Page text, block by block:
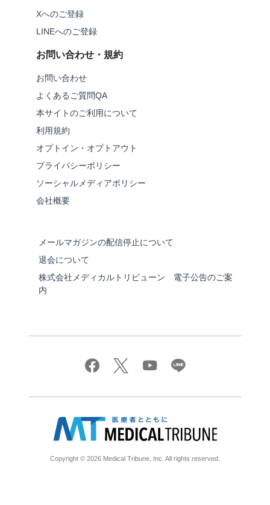
Xへのご登録
LINEへのご登録
お問い合わせ・規約
お問い合わせ
よくあるご質問QA
本サイトのご利用について
利用規約
オプトイン・オプトアウト
プライバシーポリシー
ソーシャルメディアポリシー
会社概要
メールマガジンの配信停止について
退会について
株式会社メディカルトリビューン 電子公告のご案
内
Copyright © 2026 Medical Tribune, Inc. All rights reserved.